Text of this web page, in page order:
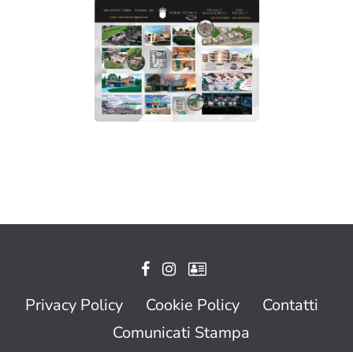
Privacy Policy Cookie Policy
Contatti
Comunicati Stampa